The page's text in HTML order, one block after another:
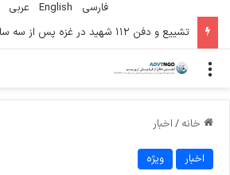
فارسی English
عربي
تشییع و دفن ۱۱۲ شهید در غزه پس از سه سال
منو
خانه / اخبار
اخبار ویژه